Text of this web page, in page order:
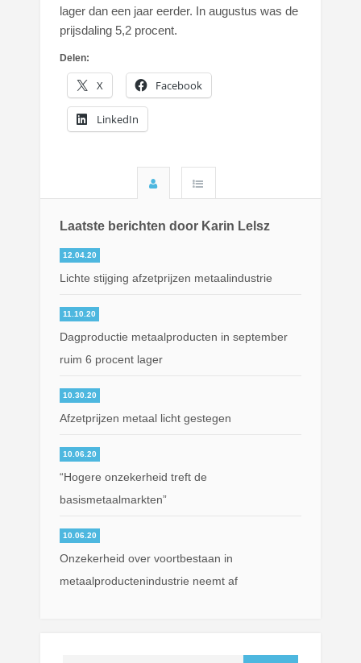
lager dan een jaar eerder. In augustus was de
prijsdaling 5,2 procent.
Delen:
X Facebook
LinkedIn
Laatste berichten door Karin Lelsz
12.04.20
Lichte stijging afzetprijzen metaalindustrie
11.10.20
Dagproductie metaalproducten in september
ruim 6 procent lager
10.30.20
Afzetprijzen metaal licht gestegen
10.06.20
“Hogere onzekerheid treft de
basismetaalmarkten”
10.06.20
Onzekerheid over voortbestaan in
metaalproductenindustrie neemt af